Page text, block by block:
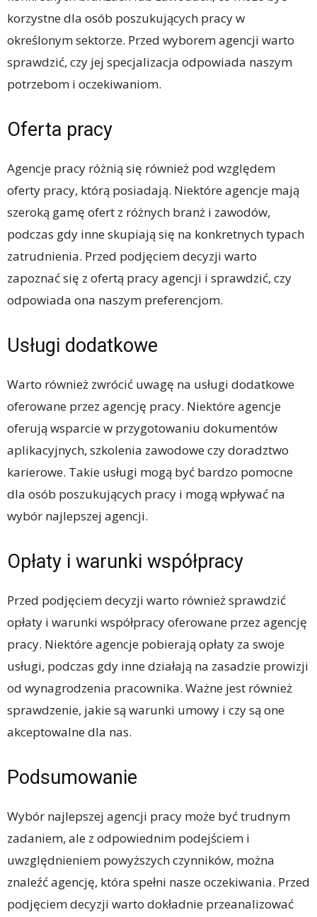
korzystne dla osób poszukujących pracy w
określonym sektorze. Przed wyborem agencji warto
sprawdzić, czy jej specjalizacja odpowiada naszym
potrzebom i oczekiwaniom.
Oferta pracy
Agencje pracy różnią się również pod względem
oferty pracy, którą posiadają. Niektóre agencje mają
szeroką gamę ofert z różnych branż i zawodów,
podczas gdy inne skupiają się na konkretnych typach
zatrudnienia. Przed podjęciem decyzji warto
zapoznać się z ofertą pracy agencji i sprawdzić, czy
odpowiada ona naszym preferencjom.
Usługi dodatkowe
Warto również zwrócić uwagę na usługi dodatkowe
oferowane przez agencję pracy. Niektóre agencje
oferują wsparcie w przygotowaniu dokumentów
aplikacyjnych, szkolenia zawodowe czy doradztwo
karierowe. Takie usługi mogą być bardzo pomocne
dla osób poszukujących pracy i mogą wpływać na
wybór najlepszej agencji.
Opłaty i warunki współpracy
Przed podjęciem decyzji warto również sprawdzić
opłaty i warunki współpracy oferowane przez agencję
pracy. Niektóre agencje pobierają opłaty za swoje
usługi, podczas gdy inne działają na zasadzie prowizji
od wynagrodzenia pracownika. Ważne jest również
sprawdzenie, jakie są warunki umowy i czy są one
akceptowalne dla nas.
Podsumowanie
Wybór najlepszej agencji pracy może być trudnym
zadaniem, ale z odpowiednim podejściem i
uwzględnieniem powyższych czynników, można
znaleźć agencję, która spełni nasze oczekiwania. Przed
podjęciem decyzji warto dokładnie przeanalizować